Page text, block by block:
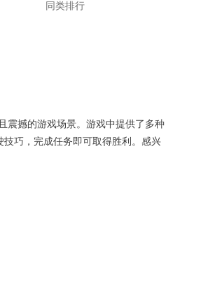
同类排行
震撼的游戏场景。游戏中提供了多种
巧，完成任务即可取得胜利。感兴